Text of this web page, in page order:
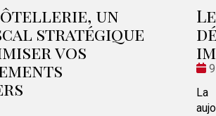
un
stratégique
vos